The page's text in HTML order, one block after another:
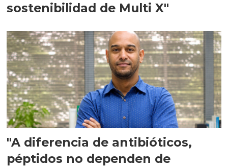
sostenibilidad de Multi X"
"A diferencia de antibióticos,
péptidos no dependen de